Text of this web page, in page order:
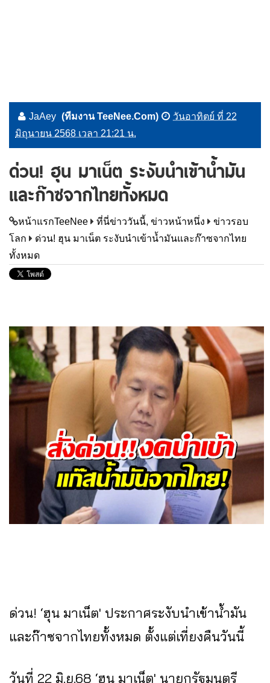
JaAey (ทีมงาน TeeNee.Com)
วันอาทิตย์ ที่ 22
มิถุนายน 2568 เวลา 21:21 น.
ด่วน! ฮุน มาเน็ต ระงับนำเข้าน้ำมัน
และก๊าซจากไทยทั้งหมด
หน้าแรกTeeNee ที่นี่ข่าววันนี้, ข่าวหน้าหนึ่ง
ข่าวรอบ
โลก
ด่วน! ฮุน มาเน็ต ระงับนำเข้าน้ำมันและก๊าซจากไทย
ทั้งหมด
ด่วน! ‘ฮุน มาเน็ต' ประกาศระงับนำเข้าน้ำมัน
และก๊าซจากไทยทั้งหมด ตั้งแต่เที่ยงคืนวันนี้
วันที่ 22 มิ.ย.68 ‘ฮุน มาเน็ต' นายกรัฐมนตรี